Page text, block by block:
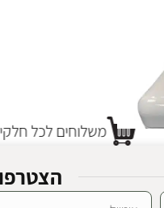
משלוחים לכל חלקי